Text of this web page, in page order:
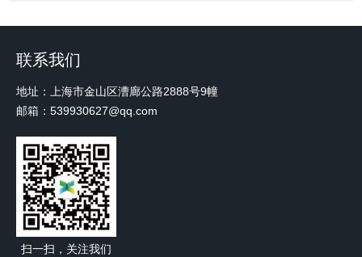
联系我们
地址：上海市金山区漕廊公路2888号9幢
邮箱：539930627@qq.com
扫一扫，关注我们